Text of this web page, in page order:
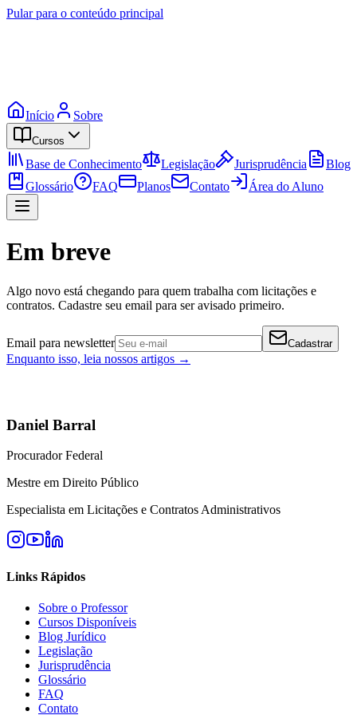
Pular para o conteúdo principal
Início Sobre
Cursos
Base de Conhecimento Legislação Jurisprudência
Blog
Glossário
FAQ Planos Contato Área do Aluno
Em breve
Algo novo está chegando para quem trabalha com licitações e
contratos. Cadastre seu email para ser avisado primeiro.
Email para newsletter Cadastrar
Enquanto isso, leia nossos artigos →
Daniel Barral
Procurador Federal
Mestre em Direito Público
Especialista em Licitações e Contratos Administrativos
Links Rápidos
Sobre o Professor
Cursos Disponíveis
Blog Jurídico
Legislação
Jurisprudência
Glossário
FAQ
Contato